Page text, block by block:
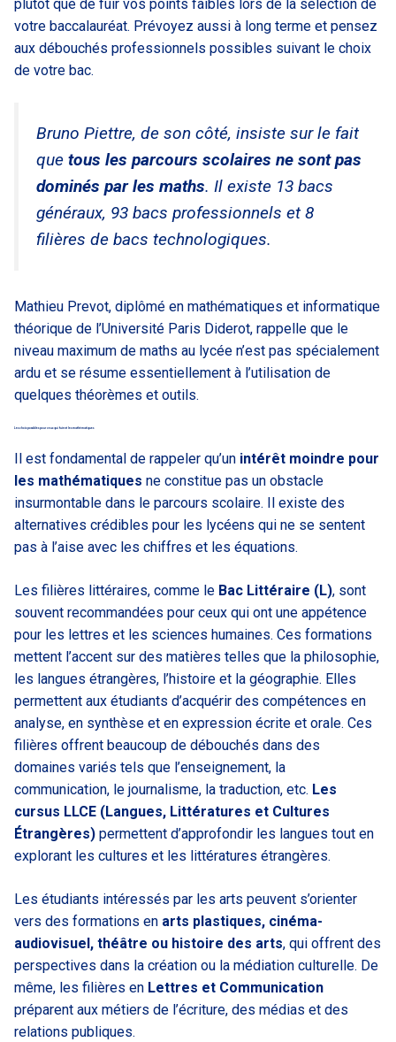
plutôt que de fuir vos points faibles lors de la sélection de
votre baccalauréat. Prévoyez aussi à long terme et pensez
aux débouchés professionnels possibles suivant le choix
de votre bac.
Bruno Piettre, de son côté, insiste sur le fait
que tous les parcours scolaires ne sont pas
dominés par les maths. Il existe 13 bacs
généraux, 93 bacs professionnels et 8
filières de bacs technologiques.
Mathieu Prevot, diplômé en mathématiques et informatique
théorique de l’Université Paris Diderot, rappelle que le
niveau maximum de maths au lycée n’est pas spécialement
ardu et se résume essentiellement à l’utilisation de
quelques théorèmes et outils.
Les choix possibles pour ceux qui fuient les mathématiques
Il est fondamental de rappeler qu’un intérêt moindre pour
les mathématiques ne constitue pas un obstacle
insurmontable dans le parcours scolaire. Il existe des
alternatives crédibles pour les lycéens qui ne se sentent
pas à l’aise avec les chiffres et les équations.
Les filières littéraires, comme le Bac Littéraire (L), sont
souvent recommandées pour ceux qui ont une appétence
pour les lettres et les sciences humaines. Ces formations
mettent l’accent sur des matières telles que la philosophie,
les langues étrangères, l’histoire et la géographie. Elles
permettent aux étudiants d’acquérir des compétences en
analyse, en synthèse et en expression écrite et orale. Ces
filières offrent beaucoup de débouchés dans des
domaines variés tels que l’enseignement, la
communication, le journalisme, la traduction, etc. Les
cursus LLCE (Langues, Littératures et Cultures
Étrangères) permettent d’approfondir les langues tout en
explorant les cultures et les littératures étrangères.
Les étudiants intéressés par les arts peuvent s’orienter
vers des formations en arts plastiques, cinéma-
audiovisuel, théâtre ou histoire des arts, qui offrent des
perspectives dans la création ou la médiation culturelle. De
même, les filières en Lettres et Communication
préparent aux métiers de l’écriture, des médias et des
relations publiques.